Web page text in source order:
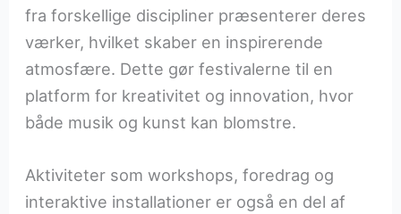
fra forskellige discipliner præsenterer deres
værker, hvilket skaber en inspirerende
atmosfære. Dette gør festivalerne til en
platform for kreativitet og innovation, hvor
både musik og kunst kan blomstre.
Aktiviteter som workshops, foredrag og
interaktive installationer er også en del af